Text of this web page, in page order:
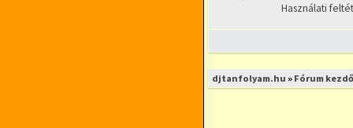
Használati
djtanfolyam.hu » Fórum